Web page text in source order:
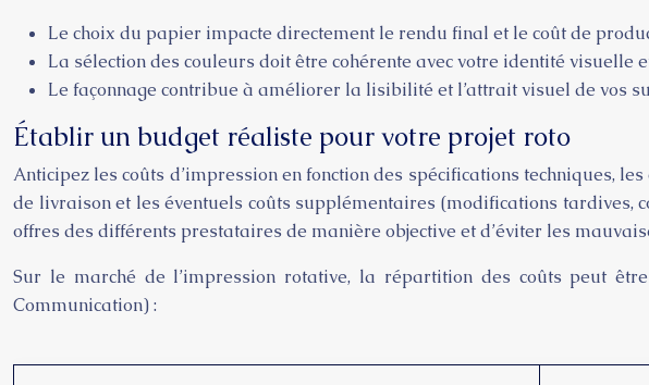
Le choix du papier impacte directement le rendu final et le coût de
La sélection des couleurs doit être cohérente avec votre identité visuelle
Le façonnage contribue à améliorer la lisibilité et l’attrait visuel de vos
Établir un budget réaliste pour votre projet roto
Anticipez les coûts d’impression en fonction des spécifications techniques,
de livraison et les éventuels coûts supplémentaires (modifications tardives,
offres des différents prestataires de manière objective et d’éviter les
Sur le marché de l’impression rotative, la répartition des coûts peut
Communication) :